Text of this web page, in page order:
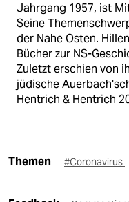
Jahrgang 1957, ist
Seine
der Nahe Osten.
Bücher zur NS-
Zuletzt erschien von
jüdische
Hentrich & Hentrich
Themen #Coronavirus